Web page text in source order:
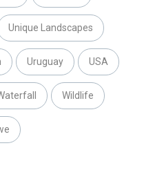
Unique Landscapes
Uruguay USA
Wildlife